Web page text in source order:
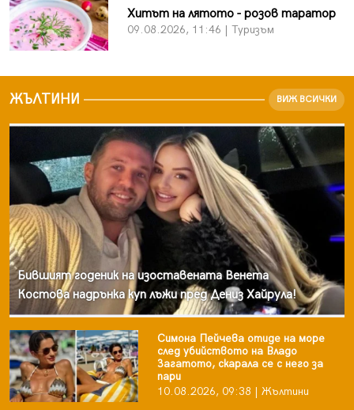
Хитът на лятото - розов таратор
09.08.2026, 11:46 | Туризъм
ЖЪЛТИНИ ВИЖ ВСИЧКИ
Бившият годеник на изоставената Венета
Костова надрънка куп лъжи пред Дениз Хайрула!
Симона Пейчева отиде на море
след убийството на Владо
Загатото, скарала се с него за
пари
10.08.2026, 09:38 | Жълтини